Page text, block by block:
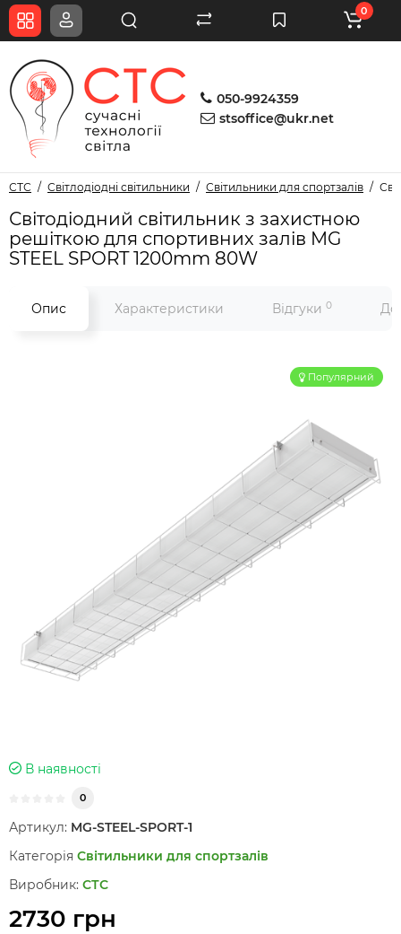
050-9924359
stsoffice@ukr.net
0
СТС Світлодіодні світильники Світильники для спортзалів
Світодіодний світильник з захистною
решіткою для спортивних залів MG
STEEL SPORT 1200mm 80W
Опис Характеристики Відгуки 0
Популярний
В наявності
0
Артикул: MG-STEEL-SPORT-1
Категорія Світильники для спортзалів
Виробник: СТС
2730 грн